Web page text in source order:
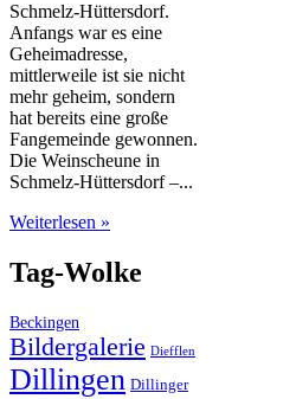
Schmelz-Hüttersdorf.
Anfangs war es eine
Geheimadresse,
mittlerweile ist sie nicht
mehr geheim, sondern
hat bereits eine große
Fangemeinde gewonnen.
Die Weinscheune in
Schmelz-Hüttersdorf –...
Weiterlesen »
Tag-Wolke
Beckingen
Bildergalerie Diefflen
Dillingen Dillinger